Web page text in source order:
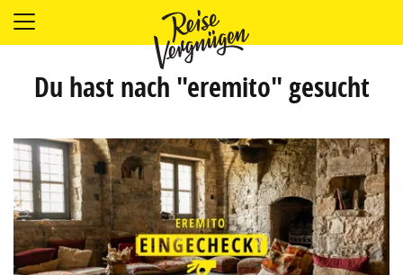
LÄNDER
UNTERKÜNFTE
FOOD
OUTDOOR
Du hast nach "eremito" gesucht